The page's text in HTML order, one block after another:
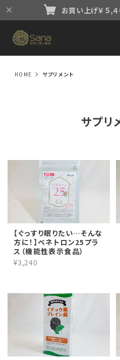
お買い上げ￥５,
HOME サプリメント
サプリ
【ぐっすり眠りたい…そんな
方に！】ベネトロン25プラ
ス（機能性表示食品）
¥3,240